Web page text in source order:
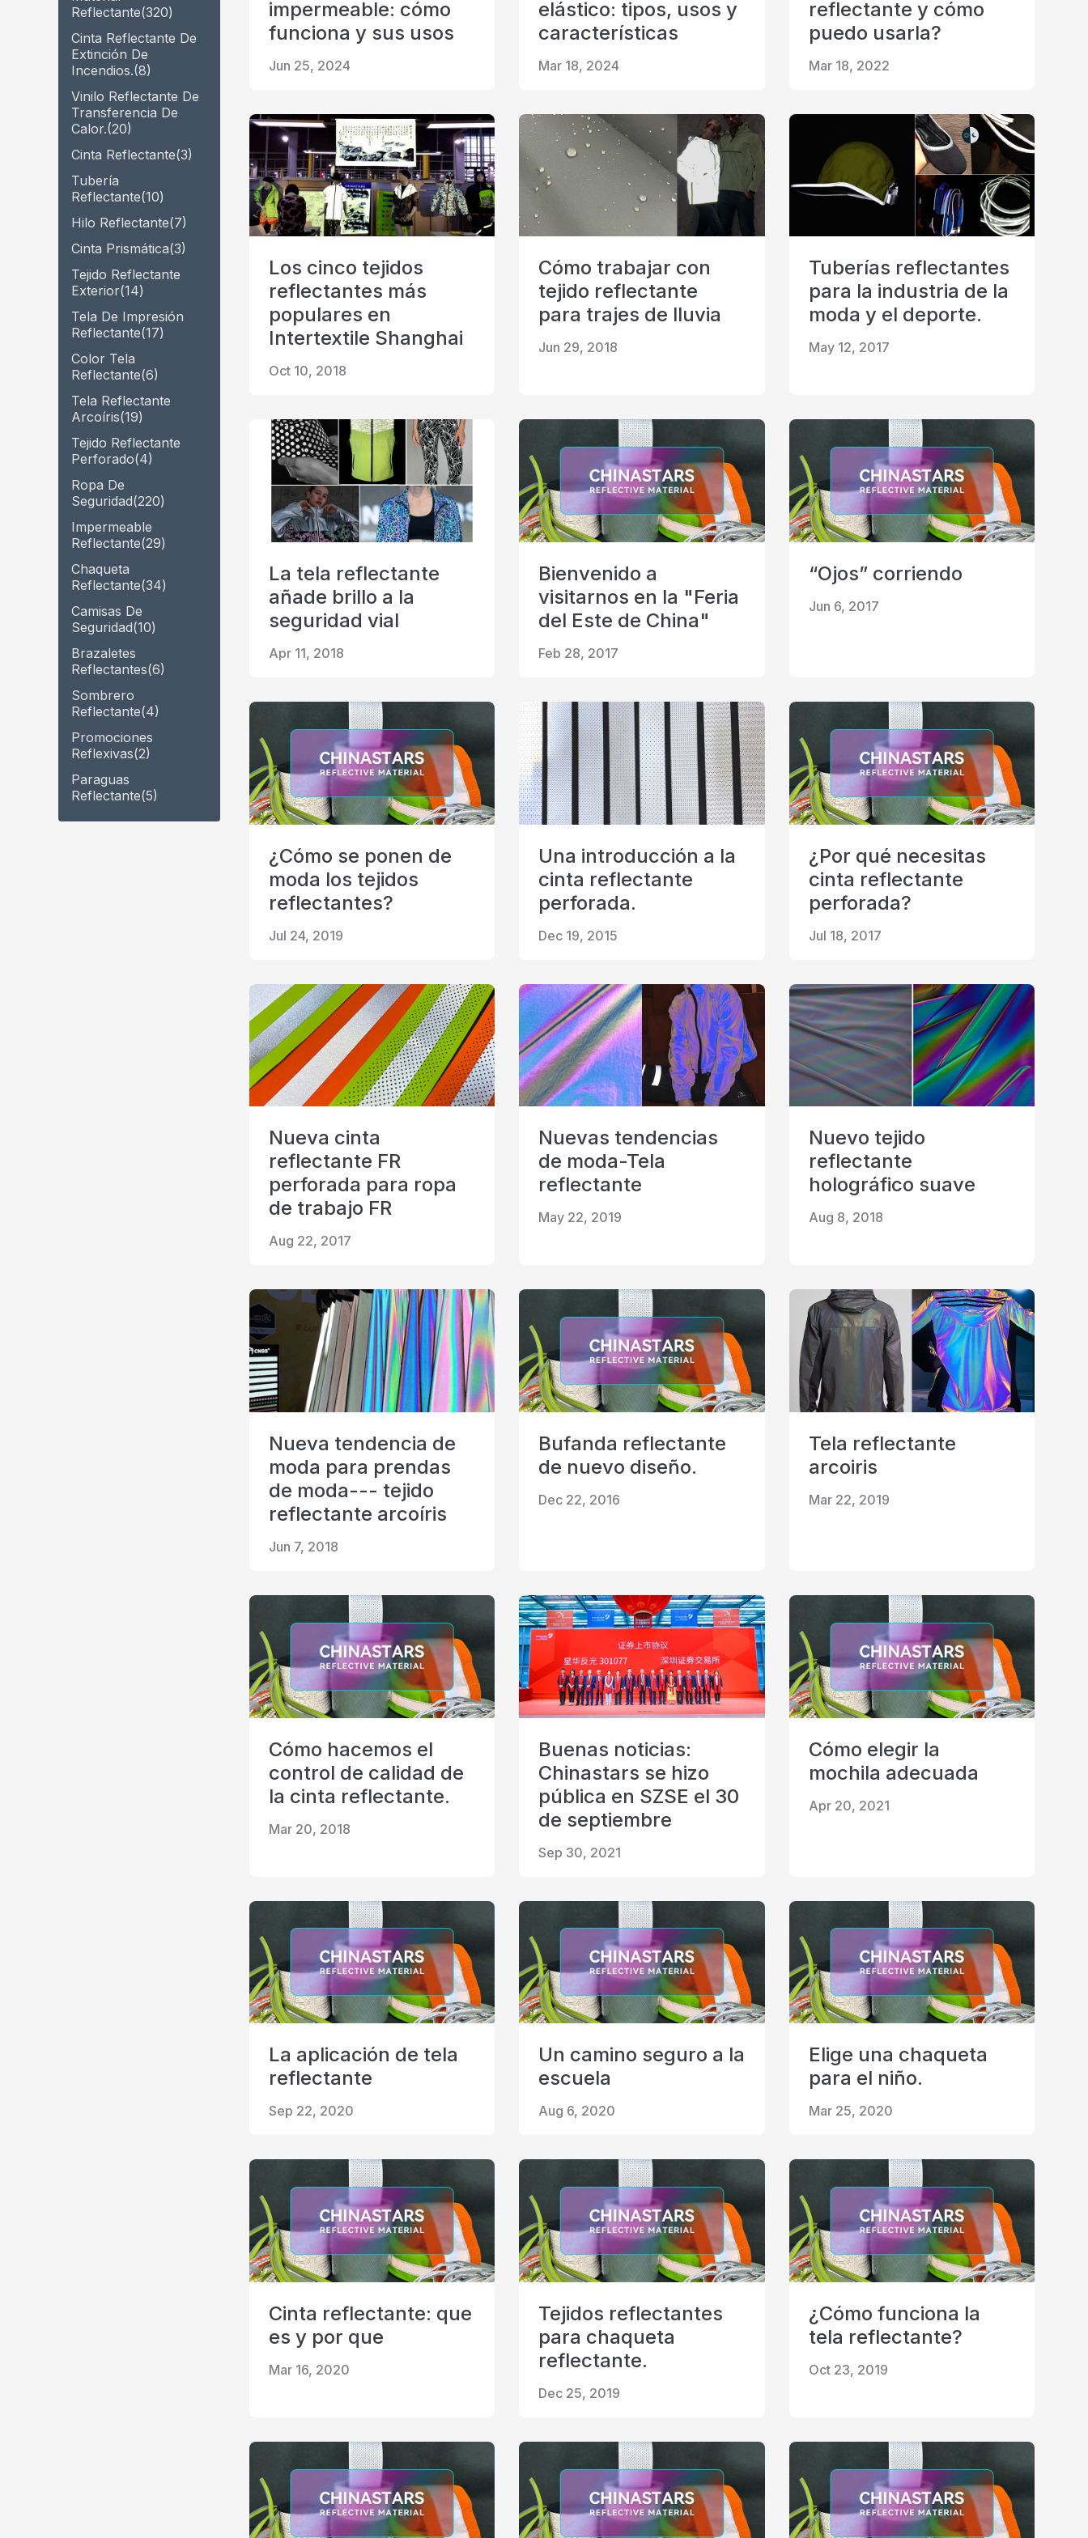
Cinta prismática
de material que brilla en la
oscuridad
Reflectante(320)
Cinta Reflectante De
Extinción De
Incendios.(8)
Vinilo Reflectante De
Transferencia De
Calor.(20)
Cinta Reflectante(3)
Tubería
Reflectante(10)
Hilo Reflectante(7)
Cinta Prismática(3)
Tejido Reflectante
Exterior(14)
Tela De Impresión
Reflectante(17)
Color Tela
Reflectante(6)
Tela Reflectante
Arcoíris(19)
Tejido Reflectante
Perforado(4)
Ropa De
Seguridad(220)
Impermeable
Reflectante(29)
Chaqueta
Reflectante(34)
Camisas De
Seguridad(10)
Brazaletes
Reflectantes(6)
Sombrero
Reflectante(4)
Promociones
Reflexivas(2)
Paraguas
Reflectante(5)
impermeable: cómo
funciona y sus usos
Jun 25, 2024
elástico: tipos, usos y
características
Mar 18, 2024
reflectante y cómo
puedo usarla?
Mar 18, 2022
Los cinco tejidos
reflectantes más
populares en
Intertextile Shanghai
Oct 10, 2018
Cómo trabajar con
tejido reflectante
para trajes de lluvia
Jun 29, 2018
Tuberías reflectantes
para la industria de la
moda y el deporte.
May 12, 2017
La tela reflectante
añade brillo a la
seguridad vial
Apr 11, 2018
Bienvenido a
visitarnos en la "Feria
del Este de China"
Feb 28, 2017
“Ojos” corriendo
Jun 6, 2017
¿Cómo se ponen de
moda los tejidos
reflectantes?
Jul 24, 2019
Una introducción a la
cinta reflectante
perforada.
Dec 19, 2015
¿Por qué necesitas
cinta reflectante
perforada?
Jul 18, 2017
Nueva cinta
reflectante FR
perforada para ropa
de trabajo FR
Aug 22, 2017
Nuevas tendencias
de moda-Tela
reflectante
May 22, 2019
Nuevo tejido
reflectante
holográfico suave
Aug 8, 2018
Nueva tendencia de
moda para prendas
de moda--- tejido
reflectante arcoíris
Jun 7, 2018
Bufanda reflectante
de nuevo diseño.
Dec 22, 2016
Tela reflectante
arcoiris
Mar 22, 2019
Cómo hacemos el
control de calidad de
la cinta reflectante.
Mar 20, 2018
Buenas noticias:
Chinastars se hizo
pública en SZSE el 30
de septiembre
Sep 30, 2021
Cómo elegir la
mochila adecuada
Apr 20, 2021
La aplicación de tela
reflectante
Sep 22, 2020
Un camino seguro a la
escuela
Aug 6, 2020
Elige una chaqueta
para el niño.
Mar 25, 2020
Cinta reflectante: que
es y por que
Mar 16, 2020
Tejidos reflectantes
para chaqueta
reflectante.
Dec 25, 2019
¿Cómo funciona la
tela reflectante?
Oct 23, 2019